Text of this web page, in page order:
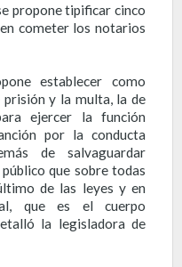
propone tipificar cinco
cometer los notarios
establecer como
prisión y la multa, la de
ejercer la función
por la conducta
de salvaguardar
que sobre todas
de las leyes y en
que es el cuerpo
la legisladora de